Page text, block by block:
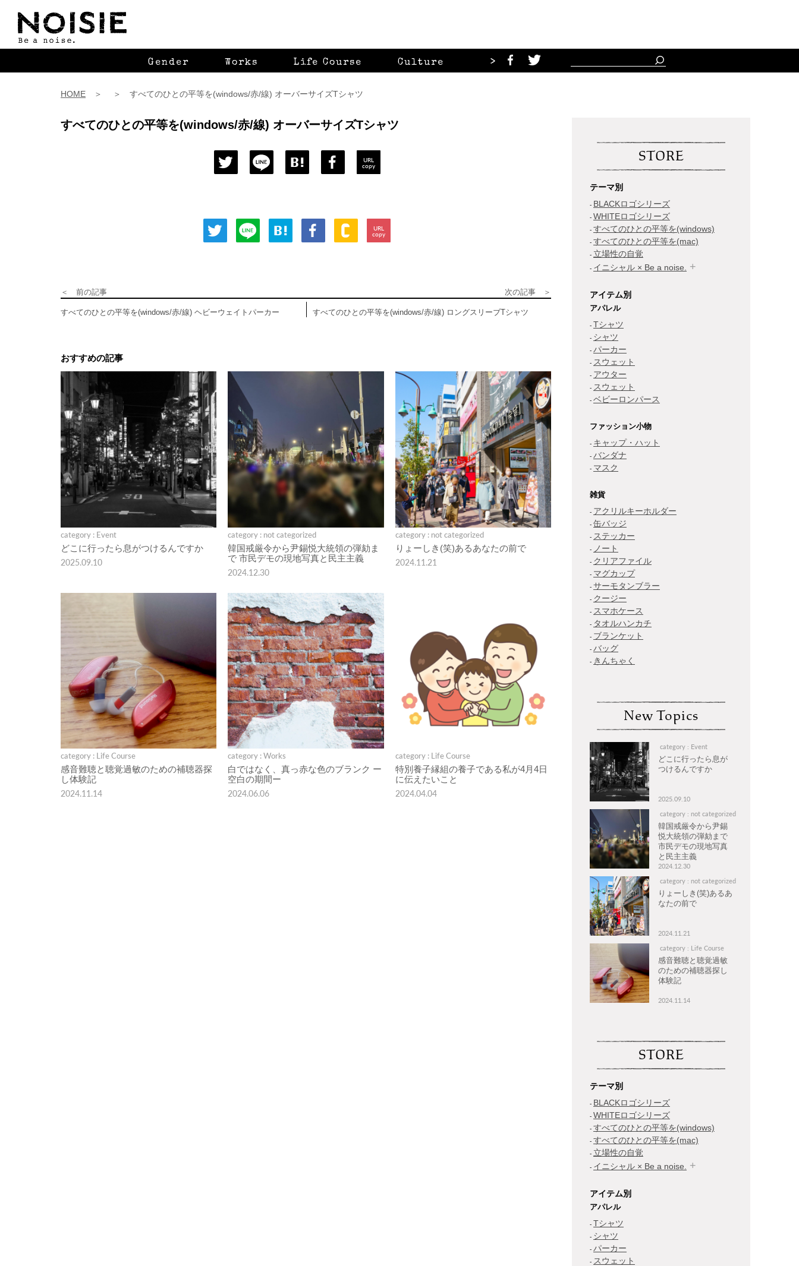
Gender Works Life Course Culture Looks
>
HOME ＞ ＞ すべてのひとの平等を(windows/赤/線) オーバーサイズTシャツ
すべてのひとの平等を(windows/赤/線) オーバーサイズTシャツ
URL
copy
URL
copy
＜ 前の記事 次の記事 ＞
すべてのひとの平等を(windows/赤/線) ヘビーウェイトパーカー すべてのひとの平等を(windows/赤/線) ロングスリーブTシャツ
おすすめの記事
category : Event
どこに行ったら息がつけるんですか
2025.09.10
category : not categorized
韓国戒厳令から尹錫悦大統領の弾劾ま
で 市民デモの現地写真と民主主義
2024.12.30
category : not categorized
りょーしき(笑)あるあなたの前で
2024.11.21
category : Life Course
感音難聴と聴覚過敏のための補聴器探
し体験記
2024.11.14
category : Works
白ではなく、真っ赤な色のブランク ー
空白の期間ー
2024.06.06
category : Life Course
特別養子縁組の養子である私が4月4日
に伝えたいこと
2024.04.04
STORE
テーマ別
BLACKロゴシリーズ
WHITEロゴシリーズ
すべてのひとの平等を(windows)
すべてのひとの平等を(mac)
立場性の自覚
イニシャル × Be a noise.
アイテム別
アパレル
Tシャツ
シャツ
パーカー
スウェット
アウター
スウェット
ベビーロンパース
ファッション小物
キャップ・ハット
バンダナ
マスク
雑貨
アクリルキーホルダー
缶バッジ
ステッカー
ノート
クリアファイル
マグカップ
サーモタンブラー
クージー
スマホケース
タオルハンカチ
ブランケット
バッグ
きんちゃく
New Topics
category : Event
どこに行ったら息が
つけるんですか
2025.09.10
category : not categorized
韓国戒厳令から尹錫
悦大統領の弾劾まで
市民デモの現地写真
と民主主義
2024.12.30
category : not categorized
りょーしき(笑)あるあ
なたの前で
2024.11.21
category : Life Course
感音難聴と聴覚過敏
のための補聴器探し
体験記
2024.11.14
STORE
テーマ別
BLACKロゴシリーズ
WHITEロゴシリーズ
すべてのひとの平等を(windows)
すべてのひとの平等を(mac)
立場性の自覚
イニシャル × Be a noise.
アイテム別
アパレル
Tシャツ
シャツ
パーカー
スウェット